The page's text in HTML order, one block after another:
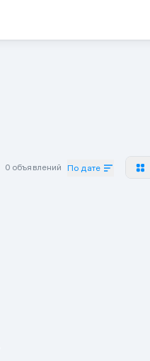
0 объявлений По дате